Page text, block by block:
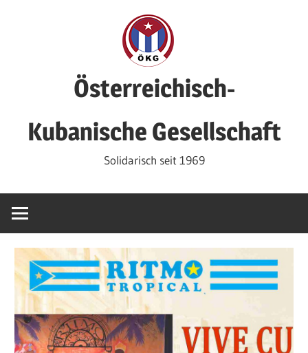
Österreichisch-
Kubanische Gesellschaft
Solidarisch seit 1969